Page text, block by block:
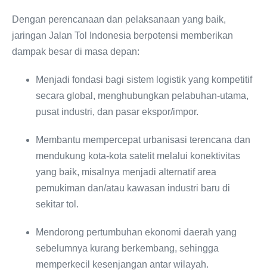
Dengan perencanaan dan pelaksanaan yang baik,
jaringan Jalan Tol Indonesia berpotensi memberikan
dampak besar di masa depan:
Menjadi fondasi bagi sistem logistik yang kompetitif
secara global, menghubungkan pelabuhan-utama,
pusat industri, dan pasar ekspor/impor.
Membantu mempercepat urbanisasi terencana dan
mendukung kota-kota satelit melalui konektivitas
yang baik, misalnya menjadi alternatif area
pemukiman dan/atau kawasan industri baru di
sekitar tol.
Mendorong pertumbuhan ekonomi daerah yang
sebelumnya kurang berkembang, sehingga
memperkecil kesenjangan antar wilayah.